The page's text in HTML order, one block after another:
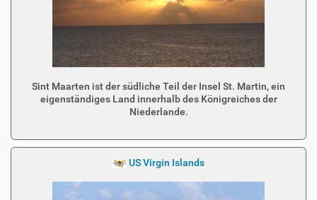
Sint Maarten ist der südliche Teil der Insel St. Martin, ein
eigenständiges Land innerhalb des Königreiches der
Niederlande.
US Virgin Islands